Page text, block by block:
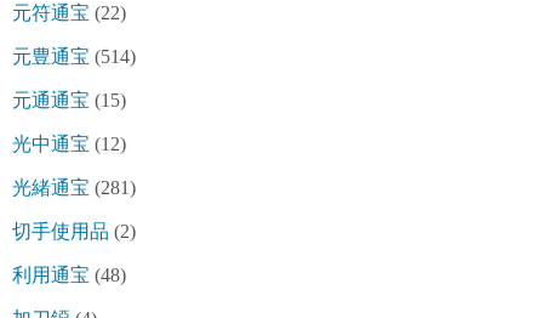
元符通宝 (22)
元豊通宝 (514)
元通通宝 (15)
光中通宝 (12)
光緒通宝 (281)
切手使用品 (2)
利用通宝 (48)